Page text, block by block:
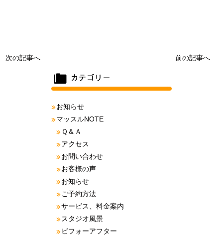
次の記事へ 前の記事へ
お知らせ
マッスルNOTE
Ｑ＆Ａ
アクセス
お問い合わせ
お客様の声
お知らせ
ご予約方法
サービス、料金案内
スタジオ風景
ビフォーアフター